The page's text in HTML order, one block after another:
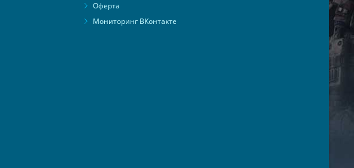
Оферта
Мониторинг ВКонтакте